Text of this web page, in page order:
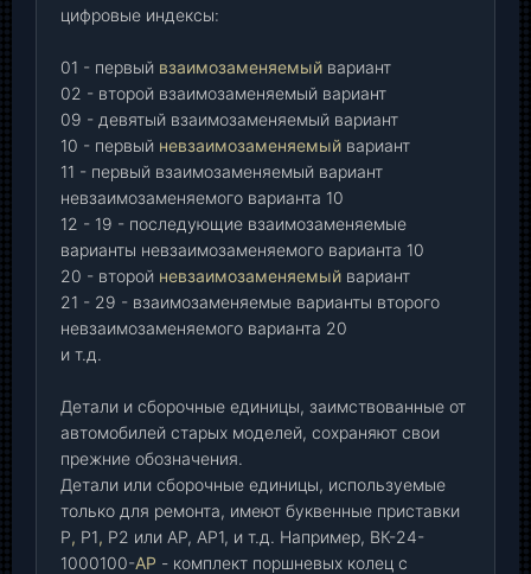
цифровые индексы:
01 - первый взаимозаменяемый вариант
02 - второй взаимозаменяемый вариант
09 - девятый взаимозаменяемый вариант
10 - первый невзаимозаменяемый вариант
11 - первый взаимозаменяемый вариант
невзаимозаменяемого варианта 10
12 - 19 - последующие взаимозаменяемые
варианты невзаимозаменяемого варианта 10
20 - второй невзаимозаменяемый вариант
21 - 29 - взаимозаменяемые варианты второго
невзаимозаменяемого варианта 20
и т.д.
Детали и сборочные единицы, заимствованные от
автомобилей старых моделей, сохраняют свои
прежние обозначения.
Детали или сборочные единицы, используемые
только для ремонта, имеют буквенные приставки
Р, Р1, Р2 или АР, АР1, и т.д. Например, ВК-24-
1000100-АР - комплект поршневых колец с